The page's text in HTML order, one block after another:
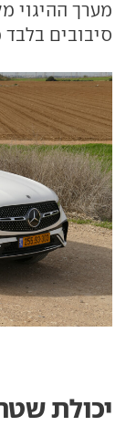
סיבובים
יכולת